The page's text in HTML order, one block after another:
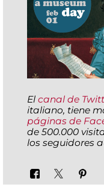
El canal de
italiano, tiene
páginas de
de 500.000
los seguidores